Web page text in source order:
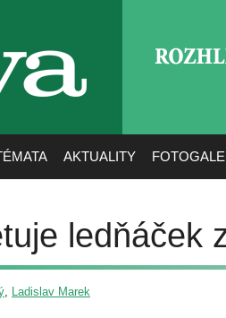
AKTUALITY
ledňáček
, Ladislav Marek